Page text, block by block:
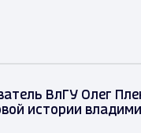
ВлГУ Олег
истории